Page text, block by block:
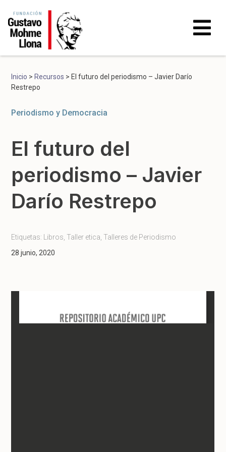
Inicio > Recursos > El futuro del periodismo – Javier Darío
Restrepo
Periodismo y Democracia
El futuro del
periodismo – Javier
Darío Restrepo
Etiquetas: Libros,Taller etica,Talleres de Periodismo
28 junio, 2020